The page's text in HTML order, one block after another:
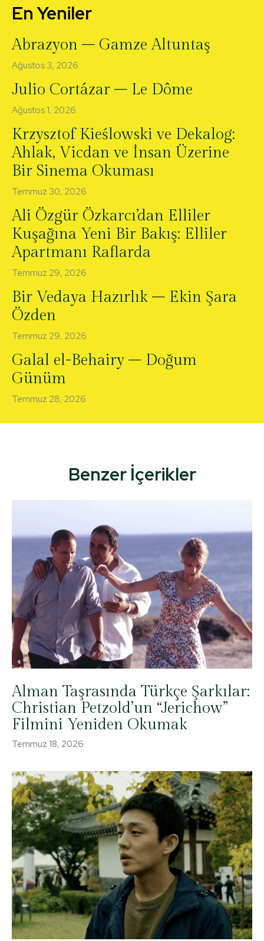
En Yeniler
Abrazyon – Gamze Altuntaş
Ağustos 3, 2026
Julio Cortázar – Le Dôme
Ağustos 1, 2026
Krzysztof Kieślowski ve Dekalog:
Ahlak, Vicdan ve İnsan Üzerine
Bir Sinema Okuması
Temmuz 30, 2026
Ali Özgür Özkarcı’dan Elliler
Kuşağına Yeni Bir Bakış: Elliler
Apartmanı Raflarda
Temmuz 29, 2026
Bir Vedaya Hazırlık – Ekin Şara
Özden
Temmuz 29, 2026
Galal el-Behairy – Doğum
Günüm
Temmuz 28, 2026
Benzer İçerikler
Alman Taşrasında Türkçe Şarkılar:
Christian Petzold’un “Jerichow”
Filmini Yeniden Okumak
Temmuz 18, 2026